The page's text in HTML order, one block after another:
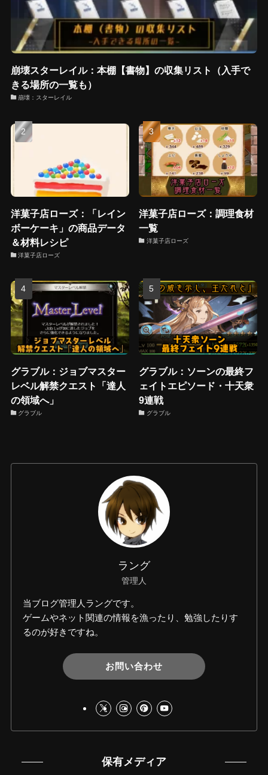
崩壊スターレイル：本棚【書物】の収集リスト（入手で
きる場所の一覧も）
崩壊：スターレイル
洋菓子店ローズ：「レイン
ボーケーキ」の商品データ
＆材料レシピ
洋菓子店ローズ
洋菓子店ローズ：調理食材
一覧
洋菓子店ローズ
グラブル：ジョブマスター
レベル解禁クエスト「達人
の領域へ」
グラブル
グラブル：ソーンの最終フ
ェイトエピソード・十天衆
9連戦
グラブル
ラング
管理人
当ブログ管理人ラングです。
ゲームやネット関連の情報を漁ったり、勉強したりす
るのが好きですね。
お問い合わせ
保有メディア